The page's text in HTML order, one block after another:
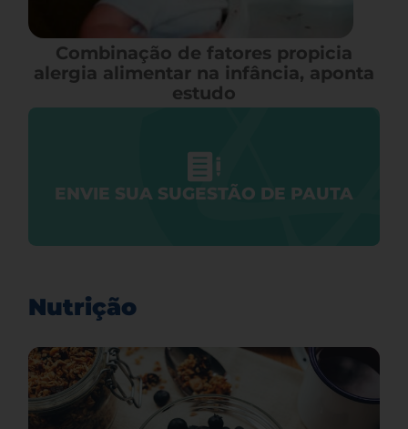
Combinação de fatores propicia
alergia alimentar na infância, aponta
estudo
ENVIE SUA SUGESTÃO DE PAUTA
Nutrição